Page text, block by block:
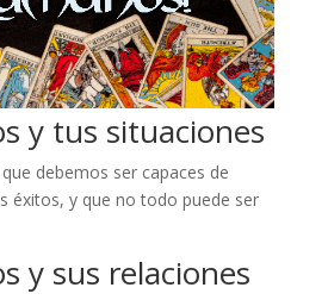
y tus situaciones
debemos ser capaces de
éxitos, y que no todo puede ser
y sus relaciones